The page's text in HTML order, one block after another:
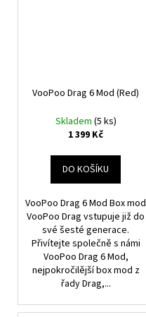
VooPoo Drag 6 Mod (Red)
Skladem (5 ks)
1 399 Kč
DO KOŠÍKU
VooPoo Drag 6 Mod Box mod
VooPoo Drag vstupuje již do
své šesté generace.
Přivítejte společně s námi
VooPoo Drag 6 Mod,
nejpokročilější box mod z
řady Drag,...